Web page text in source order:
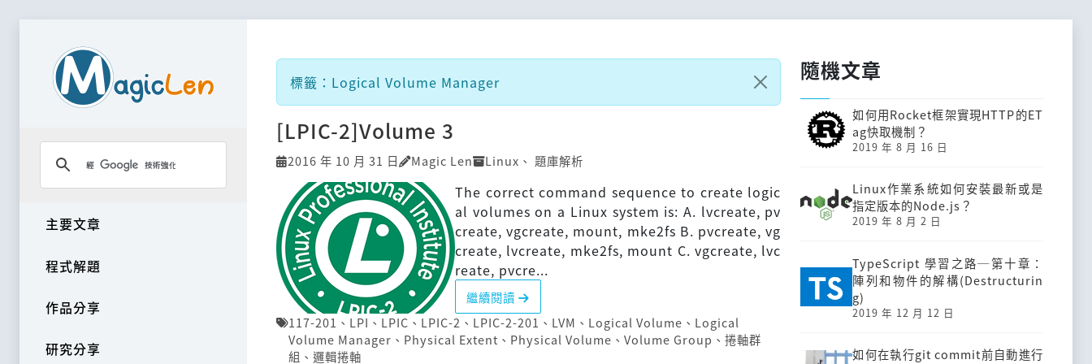
主要文章
程式解題
作品分享
研究分享
標籤：Logical Volume Manager
[LPIC-2]Volume 3
2016 年 10 月 31 日 Magic Len Linux 、 題庫解析
The correct command sequence to create logic
al volumes on a Linux system is: A. lvcreate, pv
create, vgcreate, mount, mke2fs B. pvcreate, vg
create, lvcreate, mke2fs, mount C. vgcreate, lvc
reate, pvcre...
繼續閱讀
117-201 、 LPI 、 LPIC 、 LPIC-2 、 LPIC-2-201 、 LVM 、 Logical Volume 、 Logical
Volume Manager 、 Physical Extent 、 Physical Volume 、 Volume Group 、 捲軸群
組 、 邏輯捲軸
隨機文章
如何用Rocket框架實現HTTP的ET
ag快取機制？
2019 年 8 月 16 日
Linux作業系統如何安裝最新或是
指定版本的Node.js？
2019 年 8 月 2 日
TypeScript 學習之路─第十章：
陣列和物件的解構(Destructurin
g)
2019 年 12 月 12 日
如何在執行git commit前自動進行